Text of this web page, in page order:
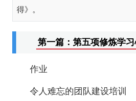
得》。
第一篇：第五项修炼学
作业
令人难忘的团队建设培训